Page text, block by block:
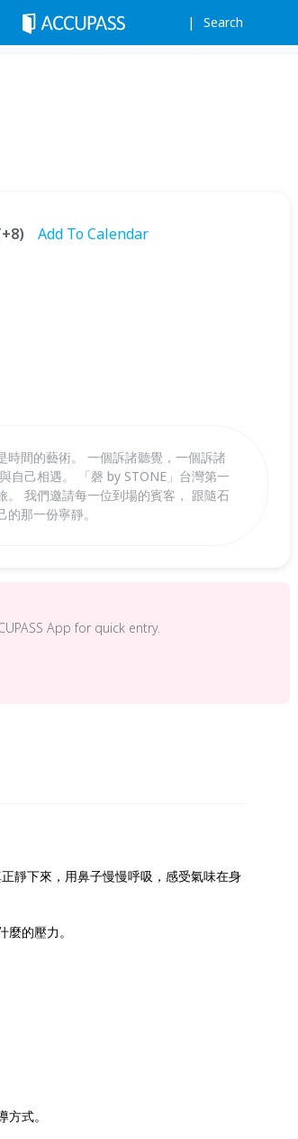
Search
Add To Calendar
時間的藝術。 一個訴諸聽覺，一個訴諸
自己相遇。 「磬 by STONE」台灣第一
。 我們邀請每一位到場的賓客， 跟隨石
那一份寧靜。
App for quick entry.
靜下來，用鼻子慢慢呼吸，感受氣味在身
的壓力。
式。